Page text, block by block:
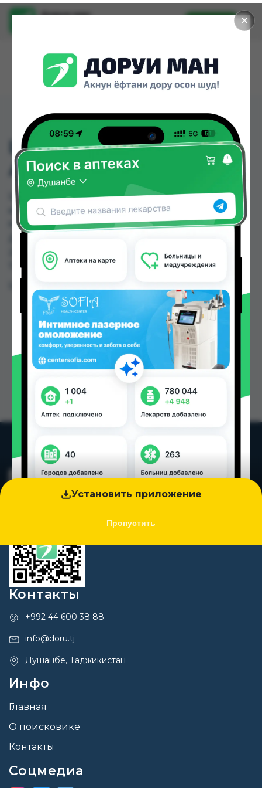
✕
Установить приложение
Пропустить
Доруи ман
Установить
ЦЕЛЯРОН 1000МГ/4МЛ
АМП №5
ЦЕЛЯРОН 1000МГ/4МЛ АМП №5 можно купить
или заказать в аптеках, Аслфарм №1, Аслфарм
№4, Дорухона Бародарон, Дорухона Худоёр,
203.00 TJS в Душанбе и других городах
Таджикистана
Контакты
+992 44 600 38 88
info@doru.tj
Душанбе, Таджикистан
Инфо
Главная
О поисковике
Контакты
Соцмедиа